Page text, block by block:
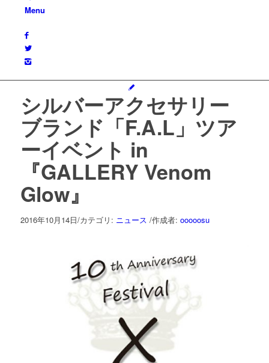
Menu
シルバーアクセサリー
ブランド「F.A.L」ツア
ーイベント in
『GALLERY Venom
Glow』
2016年10月14日/カテゴリ: ニュース /作成者: ooooosu